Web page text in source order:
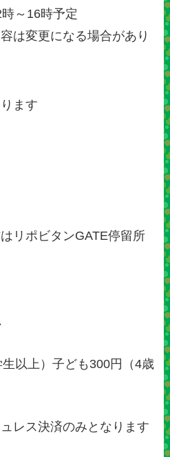
～16時予定
は変更になる場合があり
ます
リポビタンGATE停留所
以上）子ども300円（4歳
レス決済のみとなります